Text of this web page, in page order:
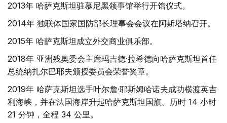
2013年 哈萨克斯坦驻慕尼黑领事馆举行开馆仪式。
2014年 独联体国家国防部长理事会会议在阿斯塔纳召开。
2015年 哈萨克斯坦成立外交商业俱乐部。
2018年 亚洲残奥委会主席玛吉德·拉希德向哈萨克斯坦首任
总统纳扎尔巴耶夫颁授委员会荣誉奖章。
2019年 哈萨克斯坦选手叶尔詹·耶斯姆哈诺夫成功横渡英吉
利海峡，并在法国海岸升起哈萨克斯坦国旗。历时 14 小时
21 分钟，全程 34 公里。